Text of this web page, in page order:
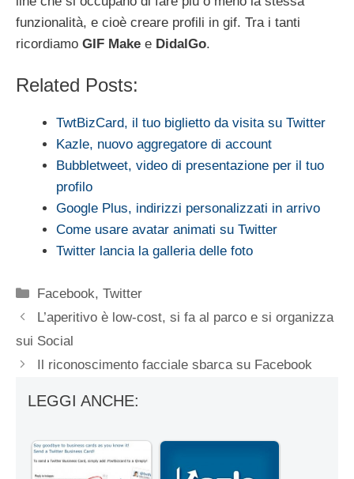
funzionalità, e cioè creare profili in gif. Tra i tanti
ricordiamo GIF Make e DidalGo.
Related Posts:
TwtBizCard, il tuo biglietto da visita su Twitter
Kazle, nuovo aggregatore di account
Bubbletweet, video di presentazione per il tuo
profilo
Google Plus, indirizzi personalizzati in arrivo
Come usare avatar animati su Twitter
Twitter lancia la galleria delle foto
Categorie
Facebook,Twitter
L’aperitivo è low-cost, si fa al parco e si organizza
sui Social
Il riconoscimento facciale sbarca su Facebook
LEGGI ANCHE: